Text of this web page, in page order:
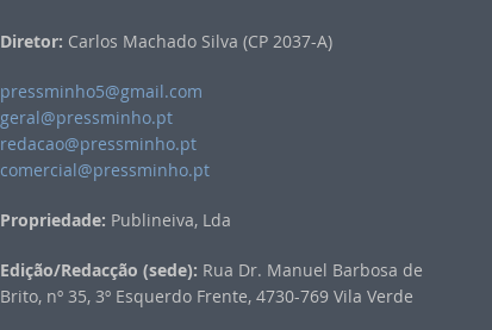
Diretor: Carlos Machado Silva (CP 2037-A)
pressminho5@gmail.com
geral@pressminho.pt
redacao@pressminho.pt
comercial@pressminho.pt
Propriedade: Publineiva, Lda
Edição/Redacção (sede): Rua Dr. Manuel Barbosa de
Brito, nº 35, 3º Esquerdo Frente, 4730-769 Vila Verde